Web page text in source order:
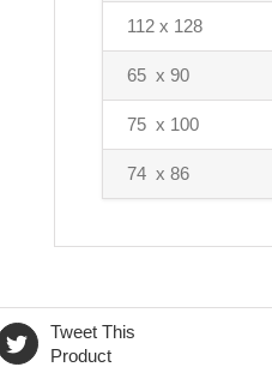
112 x 128
65 x 90
75 x 100
74 x 86
Tweet This
Product